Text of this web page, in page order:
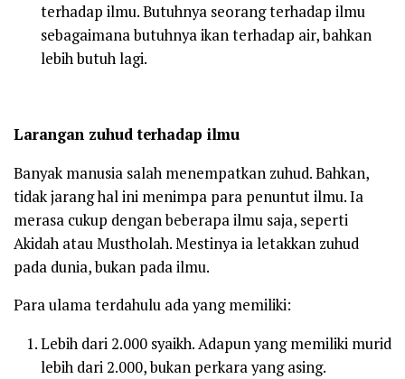
terhadap ilmu. Butuhnya seorang terhadap ilmu
sebagaimana butuhnya ikan terhadap air, bahkan
lebih butuh lagi.
Larangan zuhud terhadap ilmu
Banyak manusia salah menempatkan zuhud. Bahkan,
tidak jarang hal ini menimpa para penuntut ilmu. Ia
merasa cukup dengan beberapa ilmu saja, seperti
Akidah atau Mustholah. Mestinya ia letakkan zuhud
pada dunia, bukan pada ilmu.
Para ulama terdahulu ada yang memiliki:
Lebih dari 2.000 syaikh. Adapun yang memiliki murid
lebih dari 2.000, bukan perkara yang asing.